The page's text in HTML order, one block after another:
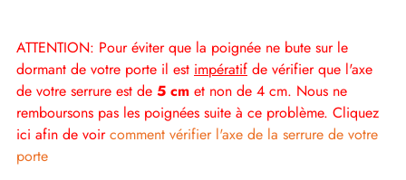
ATTENTION: Pour éviter que la poignée ne bute sur le
dormant de votre porte il est impératif de vérifier que l'axe
de votre serrure est de 5 cm et non de 4 cm. Nous ne
remboursons pas les poignées suite à ce problème. Cliquez
ici afin de voircomment vérifier l'axe de la serrure de votre
porte